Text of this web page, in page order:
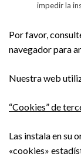
impedir la
Por favor,
navegador para
Nuestra web
“Cookies” de
Las instala en su
«cookies»